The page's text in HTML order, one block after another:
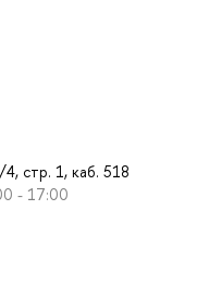
стр. 1, каб. 518
- 17:00